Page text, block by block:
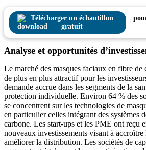
Télécharger un échantillon
gratuit
Analyse et opportunités
Le marché des masques faciaux en fibre de
de plus en plus attractif pour les
demande accrue dans les segments de la
protection individuelle. Environ 64 % des
se concentrent sur les technologies de
en particulier celles intégrant des systèmes
carbone. Les start-ups et les PME ont reçu
nouveaux investissements visant à
améliorer la distribution. Les sociétés de